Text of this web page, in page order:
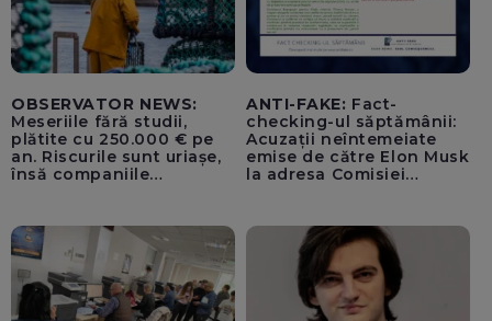
OBSERVATOR NEWS:
Meseriile fără studii,
plătite cu 250.000 € pe
an. Riscurile sunt uriașe,
însă companiile
ANTI-FAKE: Fact-
checking-ul săptămânii:
Acuzații neîntemeiate
emise de către Elon Musk
la adresa Comisiei
pentru instaurarea
„cenzurii” pe platforma X